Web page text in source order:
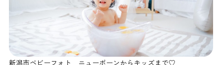
新潟市ベビーフォト ニューボーンからキッズまで♡